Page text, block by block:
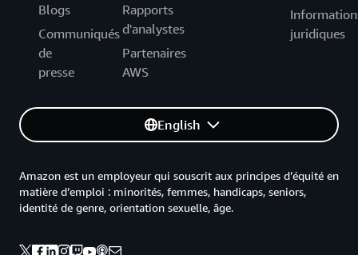
Blogs
Communiqués
de
presse
Rapports
d'analystes
Partenaires
AWS
juridiques
English
Amazon est un employeur qui souscrit aux principes d’équité en
matière d’emploi : minorités, femmes, handicaps, seniors,
identité de genre, orientation sexuelle, âge.